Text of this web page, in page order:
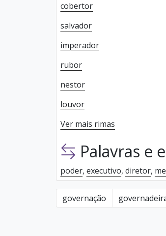
cobertor
salvador
imperador
rubor
nestor
louvor
Ver mais rimas
Palavras e
poder, executivo, diretor,
governação